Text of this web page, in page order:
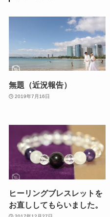
無題（近況報告）
2019年7月16日
ヒーリングブレスレットを
お直ししてもらいました。